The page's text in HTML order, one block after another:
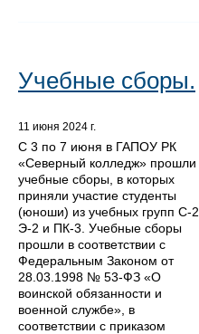
Учебные сборы.
11 июня 2024 г.
С 3 по 7 июня в ГАПОУ РК
«Северный колледж» прошли
учебные сборы, в которых
приняли участие студенты
(юноши) из учебных групп С-2,
Э-2 и ПК-3. Учебные сборы
прошли в соответствии с
Федеральным Законом от
28.03.1998 № 53-ФЗ «О
воинской обязанности и
военной службе», в
соответствии с приказом